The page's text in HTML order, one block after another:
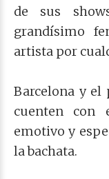
de sus
grandísimo
artista por
Barcelona y el
cuenten con
emotivo y
la bachata.